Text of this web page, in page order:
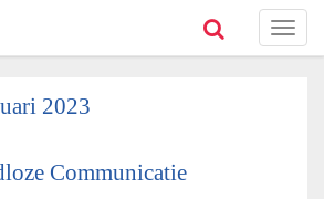
Toggle
2023
Communicatie